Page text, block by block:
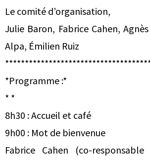
Le comité d’organisation,
Julie Baron, Fabrice Cahen,
Alpa, Émilien Ruiz
*Programme :*
* *
8h30 : Accueil et café
9h00 : Mot de bienvenue
Fabrice Cahen (co-